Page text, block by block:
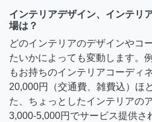
インテリアデザイン、インテリ
場は？
どのインテリアのデザインやコ
たいかによっても変動します。
もお持ちのインテリアコーディ
20,000円（交通費、雑費込）ほ
た、ちょっとしたインテリアの
3,000-5,000円でサービス提供さ